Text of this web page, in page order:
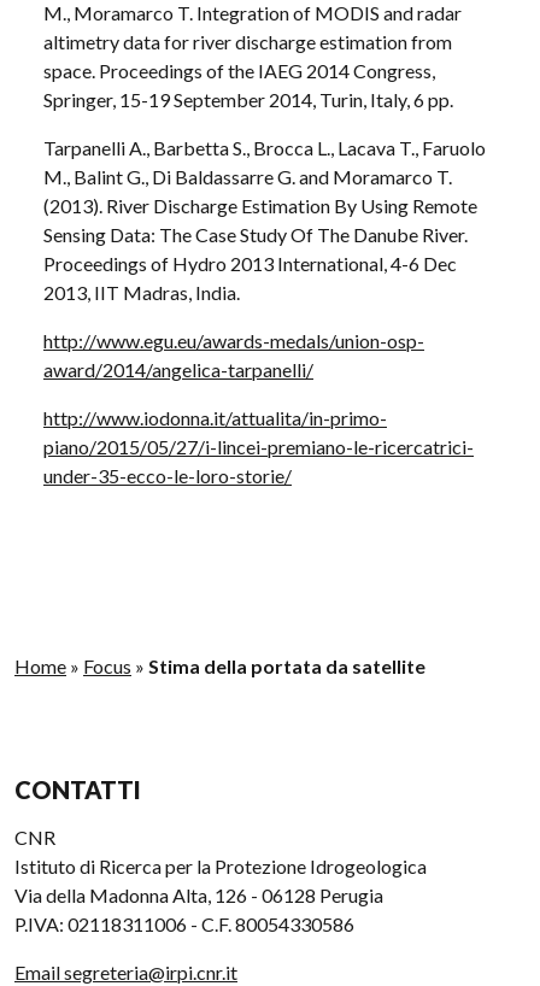
M., Moramarco T. Integration of MODIS and radar
altimetry data for river discharge estimation from
space. Proceedings of the IAEG 2014 Congress,
Springer, 15-19 September 2014, Turin, Italy, 6 pp.
Tarpanelli A., Barbetta S., Brocca L., Lacava T., Faruolo
M., Balint G., Di Baldassarre G. and Moramarco T.
(2013). River Discharge Estimation By Using Remote
Sensing Data: The Case Study Of The Danube River.
Proceedings of Hydro 2013 International, 4-6 Dec
2013, IIT Madras, India.
http://www.egu.eu/awards-medals/union-osp-
award/2014/angelica-tarpanelli/
http://www.iodonna.it/attualita/in-primo-
piano/2015/05/27/i-lincei-premiano-le-ricercatrici-
under-35-ecco-le-loro-storie/
Home » Focus » Stima della portata da satellite
CONTATTI
CNR
Istituto di Ricerca per la Protezione Idrogeologica
Via della Madonna Alta, 126 - 06128 Perugia
P.IVA: 02118311006 - C.F. 80054330586
Email segreteria@irpi.cnr.it